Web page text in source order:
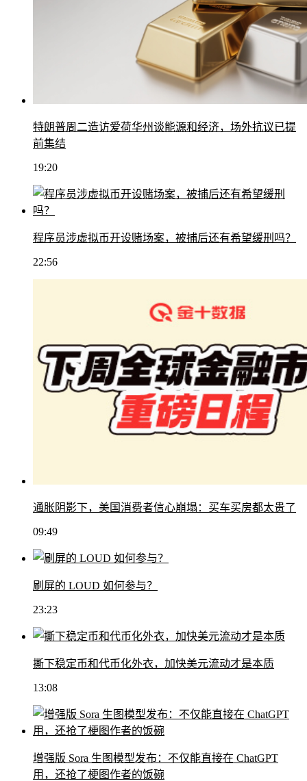
特朗普周二造访爱荷华州谈能源和经济，场外抗议已提
前集结
19:20
程序员涉虚拟币开设赌场案，被捕后还有希望缓刑吗？
22:56
通胀阴影下，美国消费者信心崩塌：买车买房都太贵了
09:49
刷屏的 LOUD 如何参与？
23:23
撕下稳定币和代币化外衣，加快美元流动才是本质
13:08
增强版 Sora 生图模型发布：不仅能直接在 ChatGPT
用，还抢了梗图作者的饭碗